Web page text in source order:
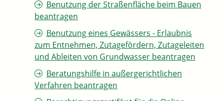
Benutzung der Straßenfläche beim Bauen
beantragen
Benutzung eines Gewässers - Erlaubnis
zum Entnehmen, Zutagefördern, Zutageleiten
und Ableiten von Grundwasser beantragen
Beratungshilfe in außergerichtlichen
Verfahren beantragen